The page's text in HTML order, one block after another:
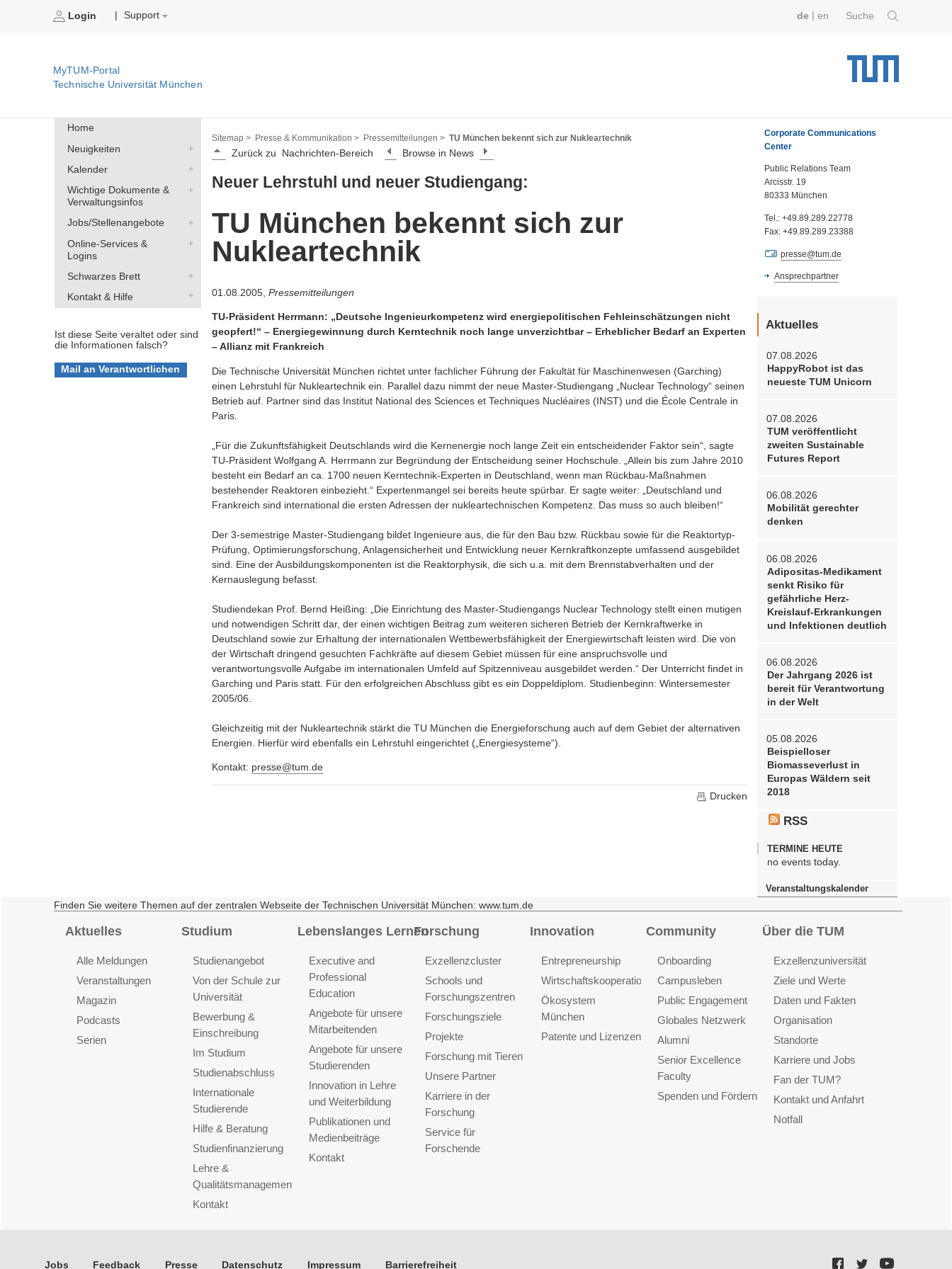
Login Support Suche
de en
MyTUM-Portal
Technische Universität München
Home
Neuigkeiten
Kalender
Wichtige Dokumente &
Verwaltungsinfos
Jobs/Stellenangebote
Online-Services &
Logins
Schwarzes Brett
Kontakt & Hilfe
Ist diese Seite veraltet oder sind
die Informationen falsch?
Sitemap > Presse & Kommunikation > Pressemitteilungen > TU München bekennt sich zur Nukleartechnik
Zurück zu Nachrichten-Bereich Browse in News
Neuer Lehrstuhl und neuer Studiengang:
TU München bekennt sich zur
Nukleartechnik
01.08.2005, Pressemitteilungen
TU-Präsident Herrmann: „Deutsche Ingenieurkompetenz wird energiepolitischen Fehleinschätzungen nicht
geopfert!“ – Energiegewinnung durch Kerntechnik noch lange unverzichtbar – Erheblicher Bedarf an Experten
– Allianz mit Frankreich
Die Technische Universität München richtet unter fachlicher Führung der Fakultät für Maschinenwesen (Garching)
einen Lehrstuhl für Nukleartechnik ein. Parallel dazu nimmt der neue Master-Studiengang „Nuclear Technology“ seinen
Betrieb auf. Partner sind das Institut National des Sciences et Techniques Nucléaires (INST) und die École Centrale in
Paris.
„Für die Zukunftsfähigkeit Deutschlands wird die Kernenergie noch lange Zeit ein entscheidender Faktor sein“, sagte
TU-Präsident Wolfgang A. Herrmann zur Begründung der Entscheidung seiner Hochschule. „Allein bis zum Jahre 2010
besteht ein Bedarf an ca. 1700 neuen Kerntechnik-Experten in Deutschland, wenn man Rückbau-Maßnahmen
bestehender Reaktoren einbezieht.“ Expertenmangel sei bereits heute spürbar. Er sagte weiter: „Deutschland und
Frankreich sind international die ersten Adressen der nukleartechnischen Kompetenz. Das muss so auch bleiben!“
Der 3-semestrige Master-Studiengang bildet Ingenieure aus, die für den Bau bzw. Rückbau sowie für die Reaktortyp-
Prüfung, Optimierungsforschung, Anlagensicherheit und Entwicklung neuer Kernkraftkonzepte umfassend ausgebildet
sind. Eine der Ausbildungskomponenten ist die Reaktorphysik, die sich u.a. mit dem Brennstabverhalten und der
Kernauslegung befasst.
Studiendekan Prof. Bernd Heißing: „Die Einrichtung des Master-Studiengangs Nuclear Technology stellt einen mutigen
und notwendigen Schritt dar, der einen wichtigen Beitrag zum weiteren sicheren Betrieb der Kernkraftwerke in
Deutschland sowie zur Erhaltung der internationalen Wettbewerbsfähigkeit der Energiewirtschaft leisten wird. Die von
der Wirtschaft dringend gesuchten Fachkräfte auf diesem Gebiet müssen für eine anspruchsvolle und
verantwortungsvolle Aufgabe im internationalen Umfeld auf Spitzenniveau ausgebildet werden.“ Der Unterricht findet in
Garching und Paris statt. Für den erfolgreichen Abschluss gibt es ein Doppeldiplom. Studienbeginn: Wintersemester
2005/06.
Gleichzeitig mit der Nukleartechnik stärkt die TU München die Energieforschung auch auf dem Gebiet der alternativen
Energien. Hierfür wird ebenfalls ein Lehrstuhl eingerichtet („Energiesysteme“).
Kontakt: presse@tum.de
Drucken
Corporate Communications
Center
Public Relations Team
Arcisstr. 19
80333 München
Tel.: +49.89.289.22778
Fax: +49.89.289.23388
presse@tum.de
Ansprechpartner
Aktuelles
07.08.2026
HappyRobot ist das
neueste TUM Unicorn
07.08.2026
TUM veröffentlicht
zweiten Sustainable
Futures Report
06.08.2026
Mobilität gerechter
denken
06.08.2026
Adipositas-Medikament
senkt Risiko für
gefährliche Herz-
Kreislauf-Erkrankungen
und Infektionen deutlich
06.08.2026
Der Jahrgang 2026 ist
bereit für Verantwortung
in der Welt
05.08.2026
Beispielloser
Biomasseverlust in
Europas Wäldern seit
2018
RSS
TERMINE HEUTE
no events today.
Veranstaltungskalender
Finden Sie weitere Themen auf der zentralen Webseite der Technischen Universität München: www.tum.de
Aktuelles
Alle Meldungen
Veranstaltungen
Magazin
Podcasts
Serien
Studium
Studienangebot
Von der Schule zur
Universität
Bewerbung &
Einschreibung
Im Studium
Studienabschluss
Internationale
Studierende
Hilfe & Beratung
Studienfinanzierung
Lehre &
Qualitätsmanagement
Kontakt
Lebenslanges Lernen
Executive and
Professional
Education
Angebote für unsere
Mitarbeitenden
Angebote für unsere
Studierenden
Innovation in Lehre
und Weiterbildung
Publikationen und
Medienbeiträge
Kontakt
Forschung
Exzellenzcluster
Schools und
Forschungszentren
Forschungsziele
Projekte
Forschung mit Tieren
Unsere Partner
Karriere in der
Forschung
Service für
Forschende
Innovation
Entrepreneurship
Wirtschaftskooperationen
Ökosystem
München
Patente und Lizenzen
Community
Onboarding
Campusleben
Public Engagement
Globales Netzwerk
Alumni
Senior Excellence
Faculty
Spenden und Fördern
Über die TUM
Exzellenzuniversität
Ziele und Werte
Daten und Fakten
Organisation
Standorte
Karriere und Jobs
Fan der TUM?
Kontakt und Anfahrt
Notfall
Jobs Feedback Presse Datenschutz Impressum Barrierefreiheit